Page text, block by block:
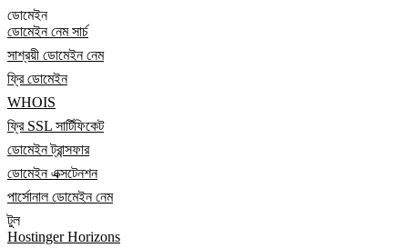
ডোমেইন
ডোমেইন নেম সার্চ
সাশ্রয়ী ডোমেইন নেম
ফ্রি ডোমেইন
WHOIS
ফ্রি SSL সার্টিফিকেট
ডোমেইন ট্রান্সফার
ডোমেইন এক্সটেনশন
পার্সোনাল ডোমেইন নেম
টুল
Hostinger Horizons